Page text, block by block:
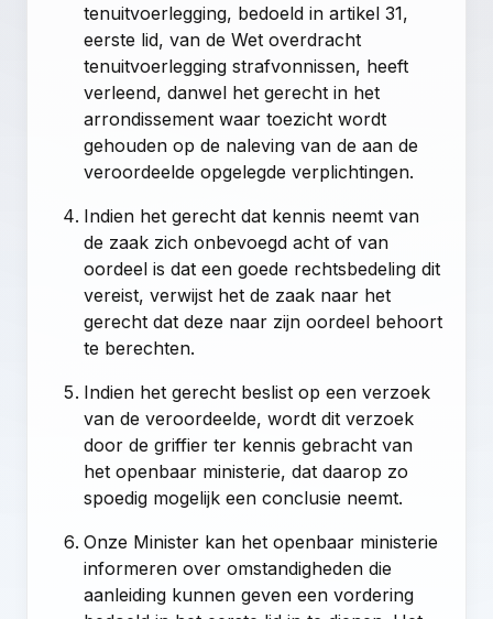
tenuitvoerlegging, bedoeld in artikel 31,
eerste lid, van de Wet overdracht
tenuitvoerlegging strafvonnissen, heeft
verleend, danwel het gerecht in het
arrondissement waar toezicht wordt
gehouden op de naleving van de aan de
veroordeelde opgelegde verplichtingen.
Indien het gerecht dat kennis neemt van
de zaak zich onbevoegd acht of van
oordeel is dat een goede rechtsbedeling dit
vereist, verwijst het de zaak naar het
gerecht dat deze naar zijn oordeel behoort
te berechten.
Indien het gerecht beslist op een verzoek
van de veroordeelde, wordt dit verzoek
door de griffier ter kennis gebracht van
het openbaar ministerie, dat daarop zo
spoedig mogelijk een conclusie neemt.
Onze Minister kan het openbaar ministerie
informeren over omstandigheden die
aanleiding kunnen geven een vordering